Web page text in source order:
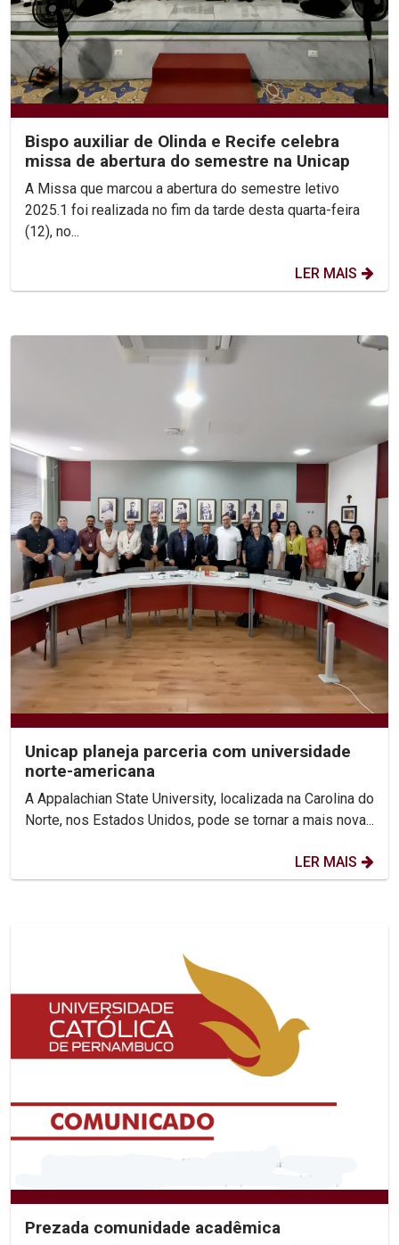
Bispo auxiliar de Olinda e Recife celebra
missa de abertura do semestre na Unicap
A Missa que marcou a abertura do semestre letivo
2025.1 foi realizada no fim da tarde desta quarta-feira
(12), no...
LER MAIS
Unicap planeja parceria com universidade
norte-americana
A Appalachian State University, localizada na Carolina do
Norte, nos Estados Unidos, pode se tornar a mais nova...
LER MAIS
Prezada comunidade acadêmica